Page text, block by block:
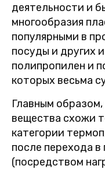
деятельности и
многообразия
популярными в
посуды и других
полипропилен и
которых весьма
Главным
вещества схожи
категории
после перехода
(посредством